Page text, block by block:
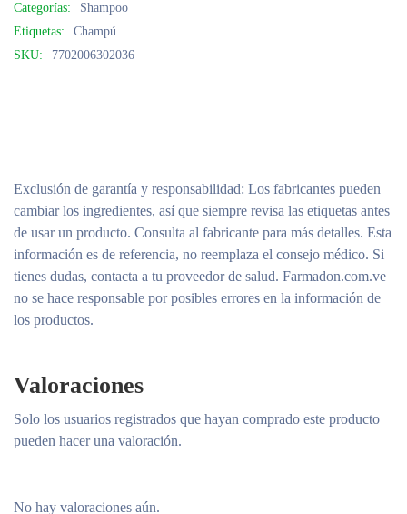
Categorías:
Shampoo
Etiquetas:
Champú
SKU:
7702006302036
Exclusión de garantía y responsabilidad: Los fabricantes pueden
cambiar los ingredientes, así que siempre revisa las etiquetas antes
de usar un producto. Consulta al fabricante para más detalles. Esta
información es de referencia, no reemplaza el consejo médico. Si
tienes dudas, contacta a tu proveedor de salud. Farmadon.com.ve
no se hace responsable por posibles errores en la información de
los productos.
Valoraciones
No hay valoraciones aún.
Solo los usuarios registrados que hayan comprado este producto
pueden hacer una valoración.